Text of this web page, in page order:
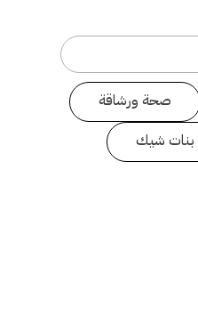
صحة ورشاقة
بنات شيك